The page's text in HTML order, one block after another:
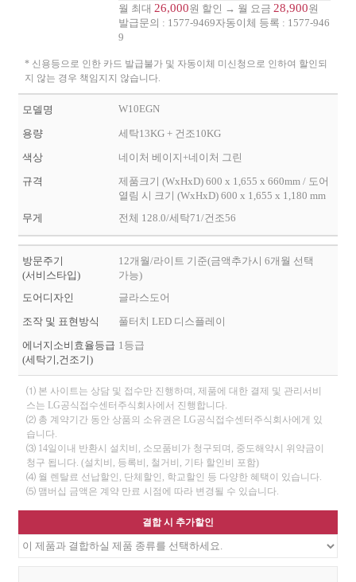
월 최대 26,000원 할인 → 월 요금 28,900원
발급문의 : 1577-9469자동이체 등록 : 1577-946
9
* 신용등으로 인한 카드 발급불가 및 자동이체 미신청으로 인하여 할인되
지 않는 경우 책임지지 않습니다.
모델명 W10EGN
용량
세탁13KG + 건조10KG
색상
네이처 베이지+네이처 그린
규격
제품크기 (WxHxD) 600 x 1,655 x 660mm / 도어
열림 시 크기 (WxHxD) 600 x 1,655 x 1,180 mm
무게
전체 128.0/세탁71/건조56
방문주기
(서비스타입)
12개월/라이트 기준(금액추가시 6개월 선택
가능)
도어디자인
글라스도어
조작 및 표현방식
풀터치 LED 디스플레이
에너지소비효율등급
(세탁기,건조기)
1등급
⑴ 본 사이트는 상담 및 접수만 진행하며, 제품에 대한 결제 및 관리서비
스는 LG공식접수센터주식회사에서 진행합니다.
⑵ 총 계약기간 동안 상품의 소유권은 LG공식접수센터주식회사에게 있
습니다.
⑶ 14일이내 반환시 설치비, 소모품비가 청구되며, 중도해약시 위약금이
청구 됩니다. (설치비, 등록비, 철거비, 기타 할인비 포함)
⑷ 월 렌탈료 선납할인, 단체할인, 학교할인 등 다양한 혜택이 있습니다.
⑸ 맴버십 금액은 계약 만료 시점에 따라 변경될 수 있습니다.
결합 시 추가할인